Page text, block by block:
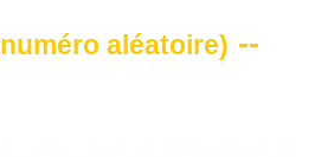
numéro aléatoire) --